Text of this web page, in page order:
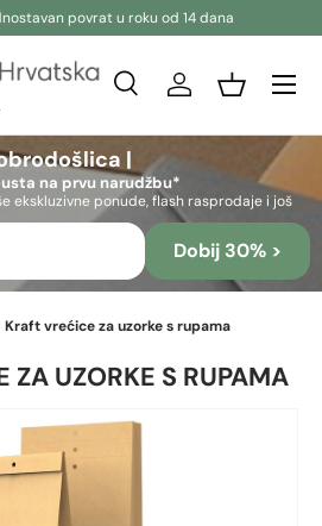
povrat u roku od 14 dana
Pretraživanje
PrijavaKošara
|
na prvu narudžbu*
ekskluzivne ponude, flash rasprodaje i još
Dobij 30% >
Kraft vrećice za uzorke s rupama
ZA UZORKE S RUPAMA
o proizvodu